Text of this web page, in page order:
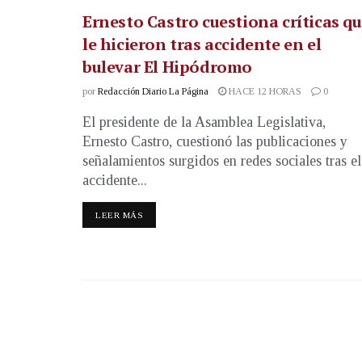
Ernesto Castro cuestiona críticas
le hicieron tras accidente en el
bulevar El Hipódromo
por Redacción Diario La Página HACE 12 HORAS 0
El presidente de la Asamblea Legislativa,
Ernesto Castro, cuestionó las publicaciones y
señalamientos surgidos en redes sociales tras el
accidente...
LEER MÁS